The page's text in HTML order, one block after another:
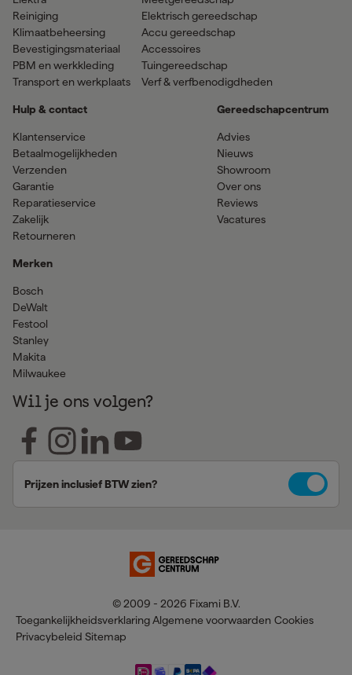
Reiniging
Klimaatbeheersing
Bevestigingsmateriaal
PBM en werkkleding
Transport en werkplaats
Elektrisch gereedschap
Accu gereedschap
Accessoires
Tuingereedschap
Verf & verfbenodigdheden
Hulp & contact
Klantenservice
Betaalmogelijkheden
Verzenden
Garantie
Reparatieservice
Zakelijk
Retourneren
Merken
Bosch
DeWalt
Festool
Stanley
Makita
Milwaukee
Gereedschapcentrum
Advies
Nieuws
Showroom
Over ons
Reviews
Vacatures
Wil je ons volgen?
Prijzen inclusief BTW zien?
© 2009 - 2026 Fixami B.V.
Toegankelijkheidsverklaring Algemene voorwaarden Cookies
Privacybeleid Sitemap